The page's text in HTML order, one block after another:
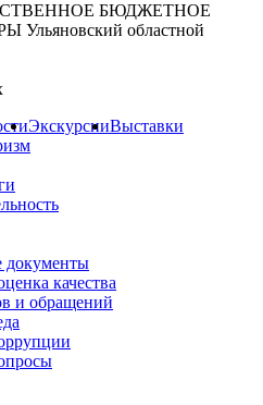
БЮДЖЕТНОЕ
Ульяновский областной
ЭкскурсииВыставки
качества
и обращений